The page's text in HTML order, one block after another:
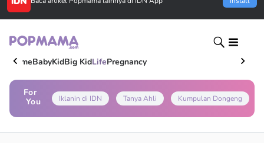
HomeBabyKidBig KidLifePregnancy
For
You
Iklanin di IDN Tanya Ahli Kumpulan Dongeng